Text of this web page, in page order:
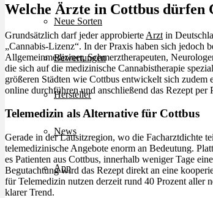
Neue Sorten
Bewertungen
Hersteller
News
App
Welche Ärzte in Cottbus dürfen
Grundsätzlich darf jeder approbierte Arzt in
„Cannabis-Lizenz“. In der Praxis haben sich jedoch
Allgemeinmediziner, Schmerztherapeuten,
die sich auf die medizinische Cannabistherapie
größeren Städten wie Cottbus entwickelt sich zudem
online durchführen und anschließend das Rezept per
Telemedizin als Alternative für Cottbus
Gerade in der Lausitzregion, wo die Facharztdichte
telemedizinische Angebote enorm an Bedeutung.
es Patienten aus Cottbus, innerhalb weniger Tage
Begutachtung wird das Rezept direkt an eine
für Telemedizin nutzen derzeit rund 40 Prozent aller
klarer Trend.